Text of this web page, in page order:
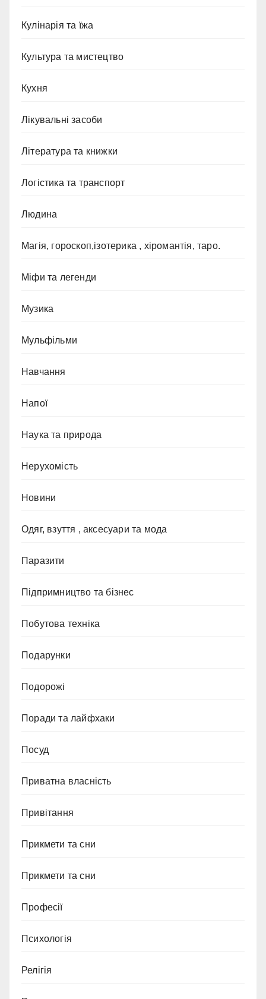
Кулінарія та їжа
Культура та мистецтво
Кухня
Лікувальні засоби
Література та книжки
Логістика та транспорт
Людина
Магія, гороскоп,ізотерика , хіромантія, таро.
Міфи та легенди
Музика
Мульфільми
Навчання
Напої
Наука та природа
Нерухомість
Новини
Одяг, взуття , аксесуари та мода
Паразити
Підпримництво та бізнес
Побутова техніка
Подарунки
Подорожі
Поради та лайфхаки
Посуд
Приватна власність
Привітання
Прикмети та сни
Прикмети та сни
Професії
Психологія
Релігія